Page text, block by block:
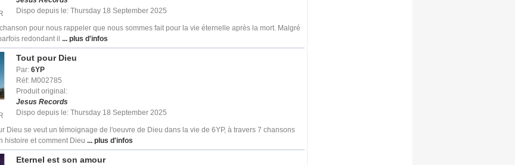
Dispo depuis le: Thursday 18 September 2025
pour nous rappeler que nous sommes fait pour la vie éternelle après la mort. Malgré
redondant il ... plus d'infos
Tout pour Dieu
Par: 6YP
Réf: M002785
Produit original:
Jesus Records
Dispo depuis le: Thursday 18 September 2025
Dieu se veut un témoignage de l'oeuvre de Dieu dans la vie de 6YP, à travers 7 chansons
histoire et comment Dieu ... plus d'infos
Eternel est son amour